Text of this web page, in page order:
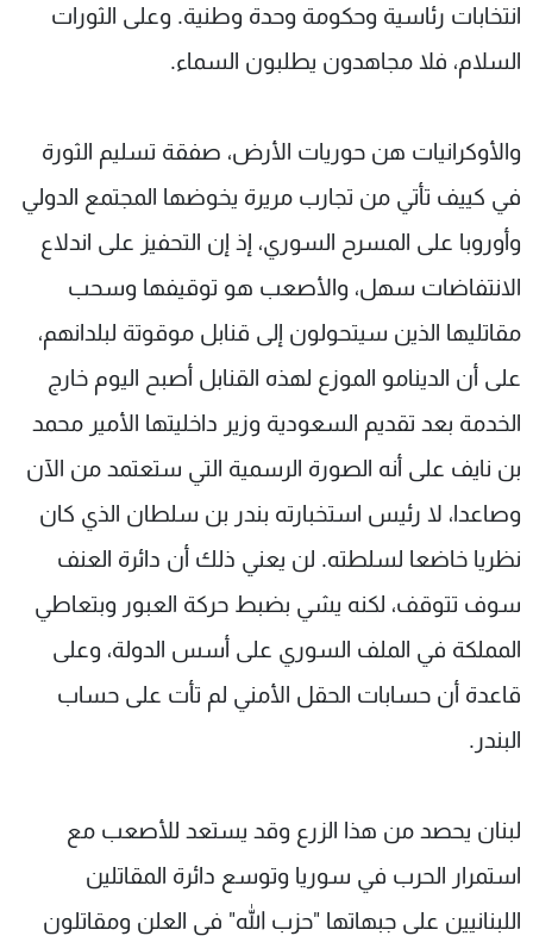
انتخابات رئاسية وحكومة وحدة وطنية. وعلى الثورات
السلام، فلا مجاهدون يطلبون السماء.
والأوكرانيات هن حوريات الأرض، صفقة تسليم الثورة
في كييف تأتي من تجارب مريرة يخوضها المجتمع الدولي
وأوروبا على المسرح السوري، إذ إن التحفيز على اندلاع
الانتفاضات سهل، والأصعب هو توقيفها وسحب
مقاتليها الذين سيتحولون إلى قنابل موقوتة لبلدانهم،
على أن الدينامو الموزع لهذه القنابل أصبح اليوم خارج
الخدمة بعد تقديم السعودية وزير داخليتها الأمير محمد
بن نايف على أنه الصورة الرسمية التي ستعتمد من الآن
وصاعدا، لا رئيس استخبارته بندر بن سلطان الذي كان
نظريا خاضعا لسلطته. لن يعني ذلك أن دائرة العنف
سوف تتوقف، لكنه يشي بضبط حركة العبور وبتعاطي
المملكة في الملف السوري على أسس الدولة، وعلى
قاعدة أن حسابات الحقل الأمني لم تأت على حساب
البندر.
لبنان يحصد من هذا الزرع وقد يستعد للأصعب مع
استمرار الحرب في سوريا وتوسع دائرة المقاتلين
اللبنانيين على جبهاتها "حزب الله" في العلن ومقاتلون